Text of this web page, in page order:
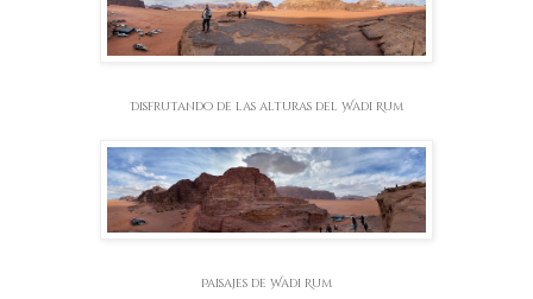
Disfrutando de las alturas del Wadi Rum
Paisajes de Wadi Rum